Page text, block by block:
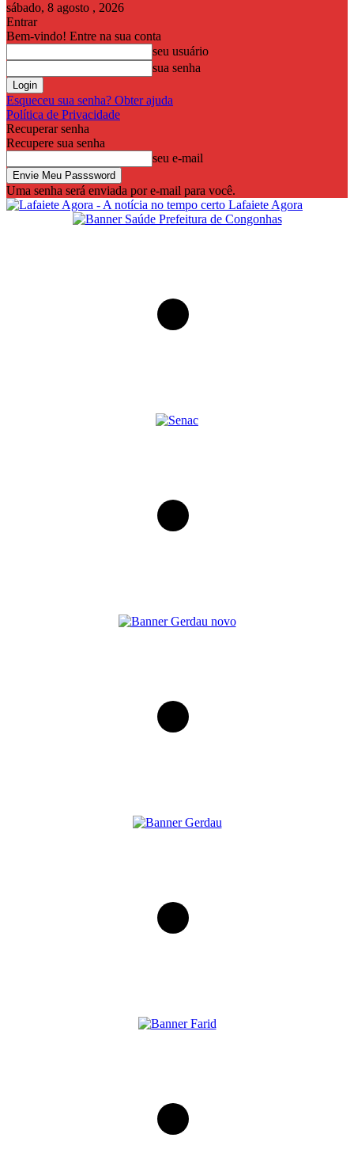
sábado, 8 agosto , 2026
Entrar
Bem-vindo! Entre na sua conta
seu usuário
sua senha
Esqueceu sua senha? Obter ajuda
Política de Privacidade
Recuperar senha
Recupere sua senha
seu e-mail
Uma senha será enviada por e-mail para você.
Lafaiete Agora